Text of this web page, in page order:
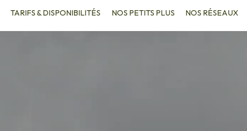
TARIFS & DISPONIBILITÉS NOS PETITS PLUS NOS RÉSEAUX